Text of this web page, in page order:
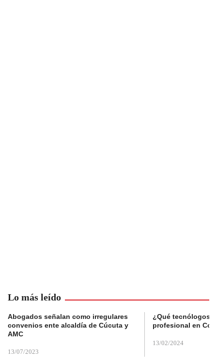
Lo más leído
Abogados señalan como irregulares
convenios ente alcaldía de Cúcuta y
AMC
13/07/2023
¿Qué tecnólogos
profesional en
13/02/2024